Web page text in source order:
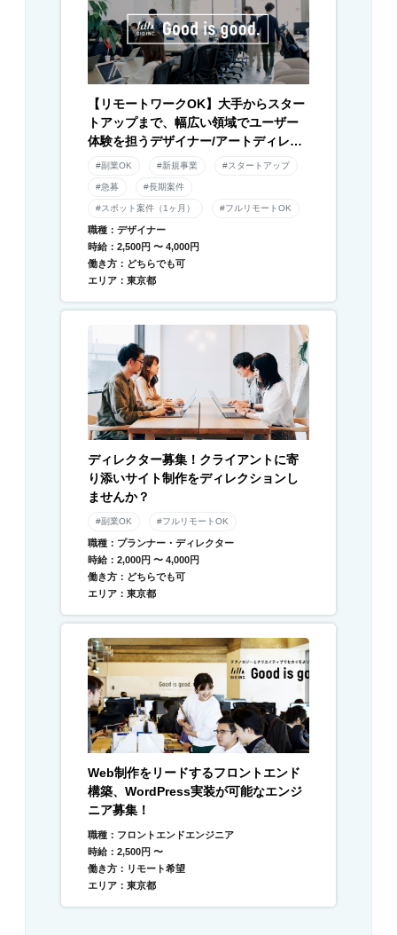
【リモートワークOK】大手からスター
トアップまで、幅広い領域でユーザー
体験を担うデザイナー/アートディレク
ター募集！
#副業OK #新規事業 #スタートアップ
#急募 #長期案件
#スポット案件（1ヶ月） #フルリモートOK
職種：デザイナー
時給：2,500円 〜 4,000円
働き方：どちらでも可
エリア：東京都
ディレクター募集！クライアントに寄
り添いサイト制作をディレクションし
ませんか？
#副業OK #フルリモートOK
職種：プランナー・ディレクター
時給：2,000円 〜 4,000円
働き方：どちらでも可
エリア：東京都
Web制作をリードするフロントエンド
構築、WordPress実装が可能なエンジ
ニア募集！
職種：フロントエンドエンジニア
時給：2,500円 〜
働き方：リモート希望
エリア：東京都